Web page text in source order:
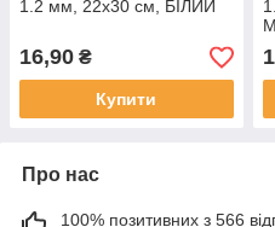
1.2 мм, 22x30 см, БІЛИЙ
16,90 ₴
Купити
Про нас
100% позитивних з 566